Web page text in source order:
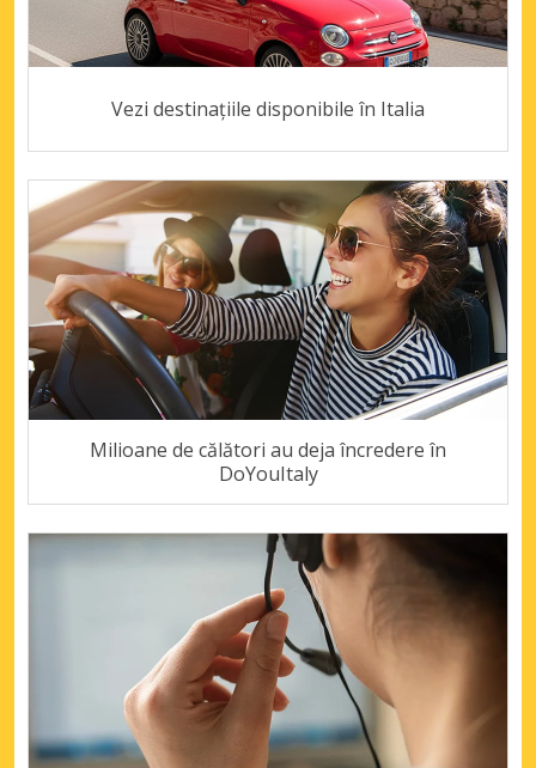
Vezi destinațiile disponibile în Italia
Milioane de călători au deja încredere în
DoYouItaly